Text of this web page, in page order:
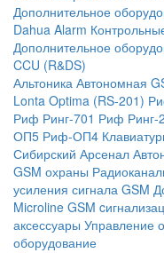
Дополнительное
Dahua Alarm
Дополнительное
CCU (R&DS)
Альтоника Автономная
Lonta Optima (RS-201)
Риф Ринг-701 Риф Ринг-2
ОП5 Риф-ОП4
Сибирский Арсенал
GSM охраны
усиления сигнала GSM
Microline GSM
аксессуары Управление
оборудование